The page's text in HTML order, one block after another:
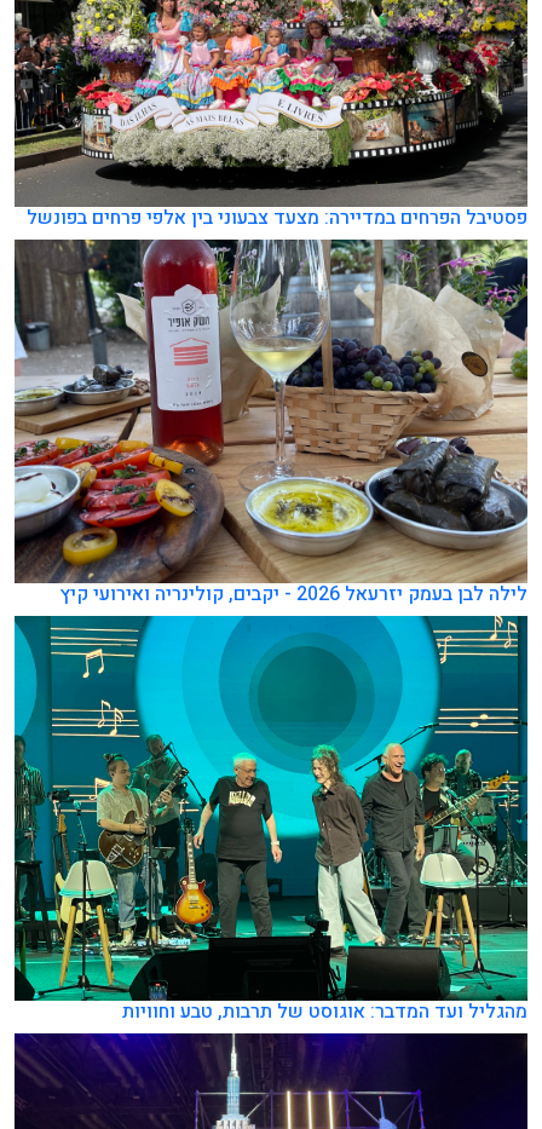
פסטיבל הפרחים במדיירה: מצעד צבעוני בין אלפי פרחים בפונשל
לילה לבן בעמק יזרעאל 2026 - יקבים, קולינריה ואירועי קיץ
מהגליל ועד המדבר: אוגוסט של תרבות, טבע וחוויות